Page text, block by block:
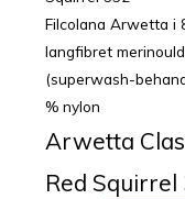
Filcolana Arwetta i
langfibret merinould
(superwash-
% nylon
Arwetta
Red Squirrel